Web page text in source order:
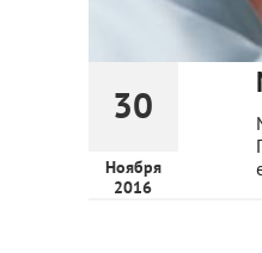
30
Ноября
2016